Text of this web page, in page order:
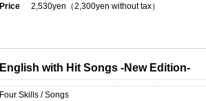
Price
2,530yen（2,300yen without tax）
English with Hit Songs -New Edition-
Four Skills / Songs